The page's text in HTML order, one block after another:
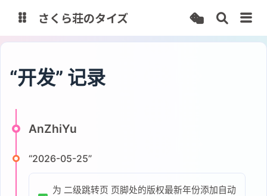
一代目 Blog
Cambia
さくら荘のタイズ
“开发” 记录
AnZhiYu
“2026-05-25”
为 二级跳转页 页脚处的版权最新年份添加自动